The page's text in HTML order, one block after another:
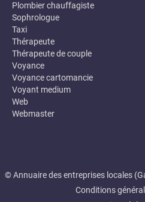
Plombier chauffagiste
Sophrologue
Taxi
Thérapeute
Thérapeute de couple
Voyance
Voyance cartomancie
Voyant medium
Web
Webmaster
© Annuaire des entreprises locales
Conditions